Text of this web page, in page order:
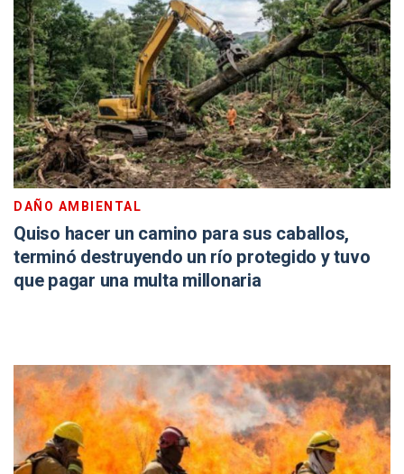
DAÑO AMBIENTAL
Quiso hacer un camino para sus caballos,
terminó destruyendo un río protegido y tuvo
que pagar una multa millonaria